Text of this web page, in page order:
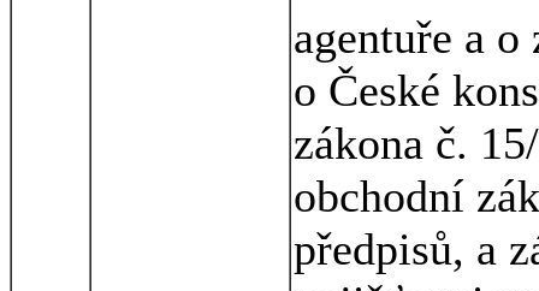
agentuře a
o České
zákona č.
obchodní
předpisů, a